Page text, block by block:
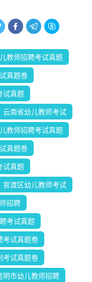
  
教师招聘考试真题
真题卷
试真题
云南省幼儿教师考试
教师招聘考试真题
真题卷
试真题
官渡区幼儿教师考试
招聘
考试真题
考试真题卷
考试真题卷
明市幼儿教师招聘